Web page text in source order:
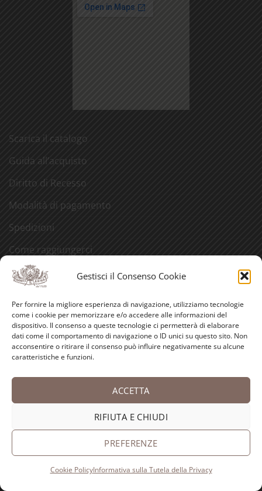
Gestisci il Consenso Cookie
Per fornire la migliore esperienza di navigazione, utilizziamo tecnologie
come i cookie per memorizzare e/o accedere alle informazioni del
dispositivo. Il consenso a queste tecnologie ci permetterà di elaborare
dati come il comportamento di navigazione o ID unici su questo sito. Non
acconsentire o ritirare il consenso può influire negativamente su alcune
caratteristiche e funzioni.
ACCETTA
RIFIUTA E CHIUDI
PREFERENZE
Cookie PolicyInformativa sulla Tutela della Privacy
Scarica il catalogo
Guida all’acquisto
Diritto di Recesso
Modalità di pagamento
Spedizioni
Come raggiungerci
Tutela della Privacy
CERCA NEL SITO
Cerca:
LE NOSTRE VISITE GUIDATE